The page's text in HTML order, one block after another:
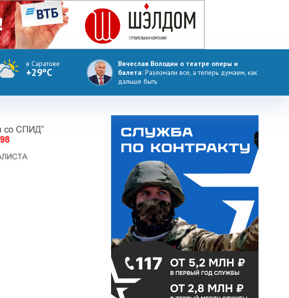
в Саратове
+29°C
Вячеслав Володин о театре оперы и
балета: Разломали все, а теперь думаем, как
дальше быть